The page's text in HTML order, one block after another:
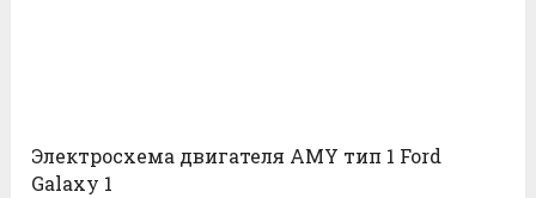
Электросхема двигателя AMY тип 1 Ford
Galaxy 1